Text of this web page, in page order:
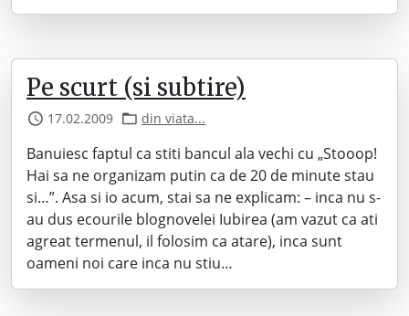
Pe scurt (si subtire)
17.02.2009 din viata...
Banuiesc faptul ca stiti bancul ala vechi cu „Stooop!
Hai sa ne organizam putin ca de 20 de minute stau
si…”. Asa si io acum, stai sa ne explicam: – inca nu s-
au dus ecourile blognovelei Iubirea (am vazut ca ati
agreat termenul, il folosim ca atare), inca sunt
oameni noi care inca nu stiu…